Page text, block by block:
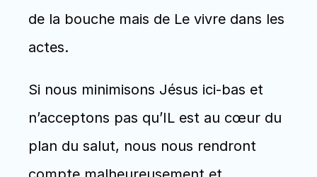
de la bouche mais de Le vivre dans les
actes.
Si nous minimisons Jésus ici-bas et
n’acceptons pas qu’IL est au cœur du
plan du salut, nous nous rendront